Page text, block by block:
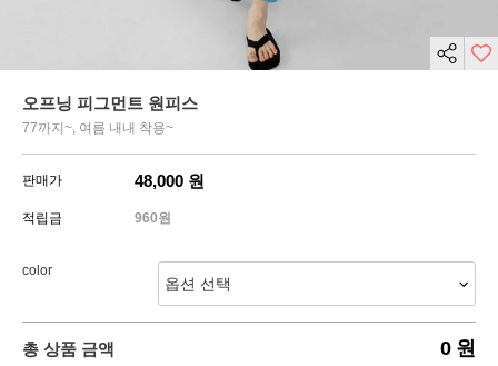
오프닝 피그먼트 원피스
77까지~, 여름 내내 착용~
판매가 48,000 원
적립금 960원
color
총 상품 금액 0 원